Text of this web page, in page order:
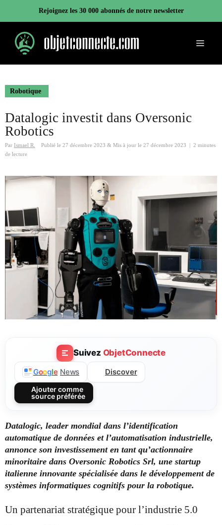
contenu
Rejoignez les 30 000 abonnés de notre newsletter
Menu
Robotique
Datalogic investit dans Oversonic
Robotics
Par Ismael R. Publié le 27 décembre 2023 & Mis à jour le 27 décembre 2023
2 minutes
de lecture
Suivez ObjetConnecte
Google News Discover
Ajouter comme
source préférée
Datalogic, leader mondial dans l’identification
automatique de données et l’automatisation industrielle,
annonce son investissement en tant qu’actionnaire
minoritaire dans Oversonic Robotics Srl, une startup
italienne innovante spécialisée dans le développement de
systèmes informatiques cognitifs pour la robotique.
Un partenariat stratégique pour l’industrie 5.0